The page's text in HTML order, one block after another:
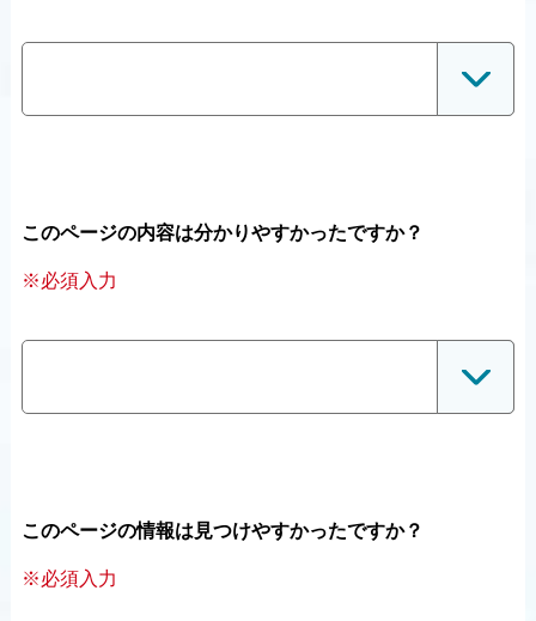
このページの内容は分かりやすかったですか？
※必須入力
このページの情報は見つけやすかったですか？
※必須入力